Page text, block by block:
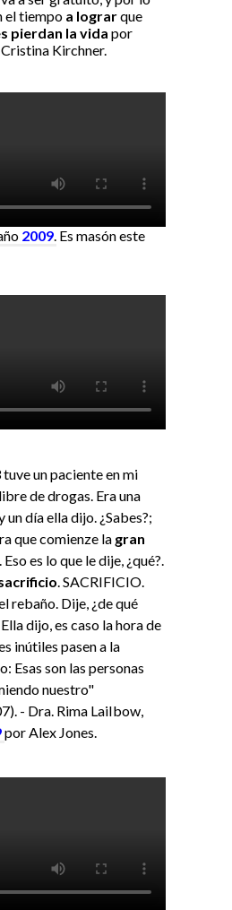
el tiempo a lograrque
pierdan la vida por
Kirchner.
2009 Es masón este
un paciente en mi
de drogas. Era una
un día ella dijo. ¿Sabes?;
que comienze la gran
Eso es lo que le dije, ¿qué?.
. SACRIFICIO.
rebaño. Dije, ¿de qué
dijo, es caso la hora de
inútiles pasen a la
Esas son las personas
nuestro"
- Dra. Rima LaiIbow,
por Alex Jones.